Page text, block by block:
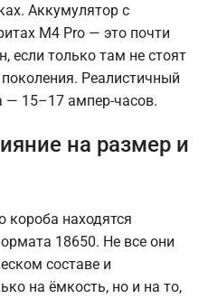
Аккумулятор с
M4 Pro — это почти
если только там не стоят
Реалистичный
— 15–17 ампер-часов.
на размер и
короба находятся
18650. Не все они
составе и
на ёмкость, но и на то,